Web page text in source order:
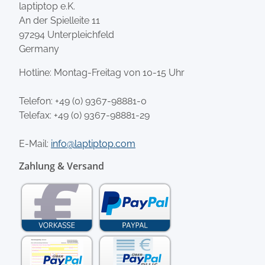
laptiptop e.K.
An der Spielleite 11
97294 Unterpleichfeld
Germany
Hotline: Montag-Freitag von 10-15 Uhr
Telefon: +49 (0) 9367-98881-0
Telefax: +49 (0) 9367-98881-29
E-Mail: info@laptiptop.com
Zahlung & Versand